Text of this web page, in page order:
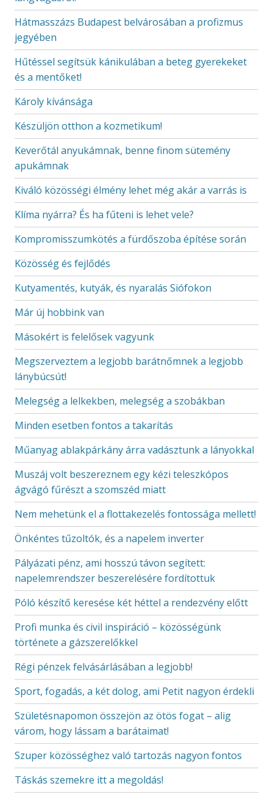
Hátmasszázs Budapest belvárosában a profizmus
jegyében
Hűtéssel segítsük kánikulában a beteg gyerekeket
és a mentőket!
Károly kívánsága
Készüljön otthon a kozmetikum!
Keverőtál anyukámnak, benne finom sütemény
apukámnak
Kiváló közösségi élmény lehet még akár a varrás is
Klíma nyárra? És ha fűteni is lehet vele?
Kompromisszumkötés a fürdőszoba építése során
Közösség és fejlődés
Kutyamentés, kutyák, és nyaralás Siófokon
Már új hobbink van
Másokért is felelősek vagyunk
Megszerveztem a legjobb barátnőmnek a legjobb
lánybúcsút!
Melegség a lelkekben, melegség a szobákban
Minden esetben fontos a takarítás
Műanyag ablakpárkány árra vadásztunk a lányokkal
Muszáj volt beszereznem egy kézi teleszkópos
ágvágó fűrészt a szomszéd miatt
Nem mehetünk el a flottakezelés fontossága mellett!
Önkéntes tűzoltók, és a napelem inverter
Pályázati pénz, ami hosszú távon segített:
napelemrendszer beszerelésére fordítottuk
Póló készítő keresése két héttel a rendezvény előtt
Profi munka és civil inspiráció – közösségünk
története a gázszerelőkkel
Régi pénzek felvásárlásában a legjobb!
Sport, fogadás, a két dolog, ami Petit nagyon érdekli
Születésnapomon összejön az ötös fogat – alig
várom, hogy lássam a barátaimat!
Szuper közösséghez való tartozás nagyon fontos
Táskás szemekre itt a megoldás!